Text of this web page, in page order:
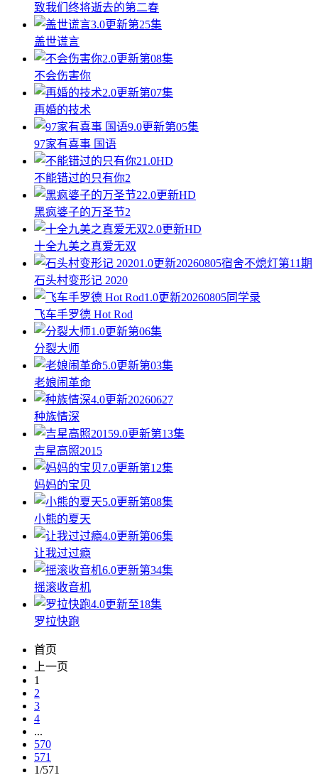
致我们终将逝去的第二春
3.0更新第25集
盖世谎言
2.0更新第08集
不会伤害你
2.0更新第07集
再婚的技术
9.0更新第05集
97家有喜事 国语
1.0HD
不能错过的只有你2
2.0更新HD
黑疯婆子的万圣节2
2.0更新HD
十全九美之真爱无双
1.0更新20260805宿舍不熄灯第11期
石头村变形记 2020
1.0更新20260805同学录
飞车手罗德 Hot Rod
1.0更新第06集
分裂大师
5.0更新第03集
老娘闹革命
4.0更新20260627
种族情深
9.0更新第13集
吉星高照2015
7.0更新第12集
妈妈的宝贝
5.0更新第08集
小熊的夏天
4.0更新第06集
让我过过瘾
6.0更新第34集
摇滚收音机
4.0更新至18集
罗拉快跑
首页
上一页
1
2
3
4
...
570
571
1/571